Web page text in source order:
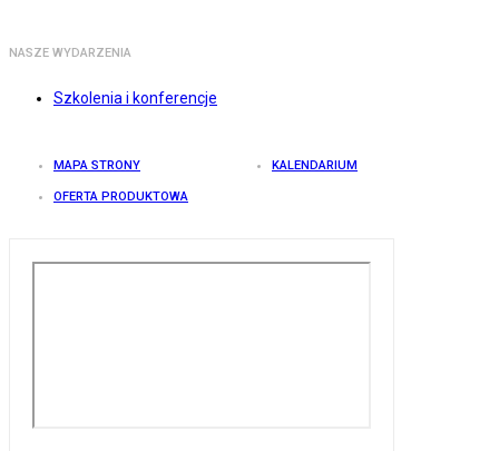
NASZE WYDARZENIA
Szkolenia i konferencje
MAPA STRONY KALENDARIUM
OFERTA PRODUKTOWA